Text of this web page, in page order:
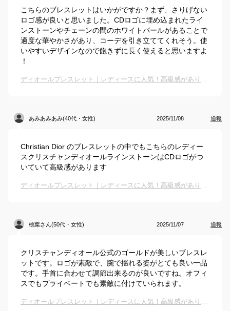
こちらのブレスレットはいかがですか？まず、さりげない
ロゴ感が良いと思いました。CDロゴに埋め込まれたライ
ンストーンやチェーンの間のホワイトパールがあることで
適度な華やかさがあり、コーデを引き立ててくれそう。使
いやすいデザインなので飽きずに長く使えると思いますよ
！
ディオールブレスレット｜レディースに人気！高級感がありおしゃれなアクセサリーのおすすめは？
あみあみあみ(40代・女性) 2025/11/08 通報
Christian Dior のブレスレットの中でもこちらのレディー
スクリスチャンディオールラインストーンはCDロゴがつ
いていて高級感があります
ディオールブレスレット｜レディースに人気！高級感がありおしゃれなアクセサリーのおすすめは？
桃葉さん(50代・女性) 2025/11/07 通報
クリスチャンディオール公式のゴールドが美しいブレスレ
ットです。ロゴが素敵で、腕で揺れる姿がとても良い一品
です。手首に合わせて調節出来るのが良いですね。オフィ
スでもプライベートでも素敵に付けていられます。
ディオールブレスレット｜レディースに人気！高級感がありおしゃれなアクセサリーのおすすめは？